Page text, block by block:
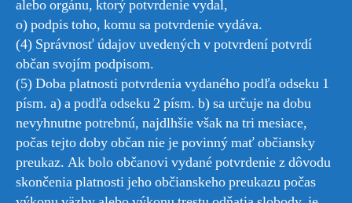
alebo orgánu, ktorý potvrdenie vydal,
o) podpis toho, komu sa potvrdenie vydáva.
(4) Správnosť údajov uvedených v potvrdení potvrdí
občan svojím podpisom.
(5) Doba platnosti potvrdenia vydaného podľa odseku 1
písm. a) a podľa odseku 2 písm. b) sa určuje na dobu
nevyhnutne potrebnú, najdlhšie však na tri mesiace,
počas tejto doby občan nie je povinný mať občiansky
preukaz. Ak bolo občanovi vydané potvrdenie z dôvodu
skončenia platnosti jeho občianskeho preukazu počas